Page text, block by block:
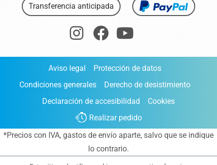
Transferencia anticipada
Aviso legal
Protección de datos
Condiciones generales
Derecho de desistimiento
Declaración de accesibilidad
Cookies
Realizar pedido
*Precios con IVA, gastos de envío aparte, salvo que se indique
lo contrario.